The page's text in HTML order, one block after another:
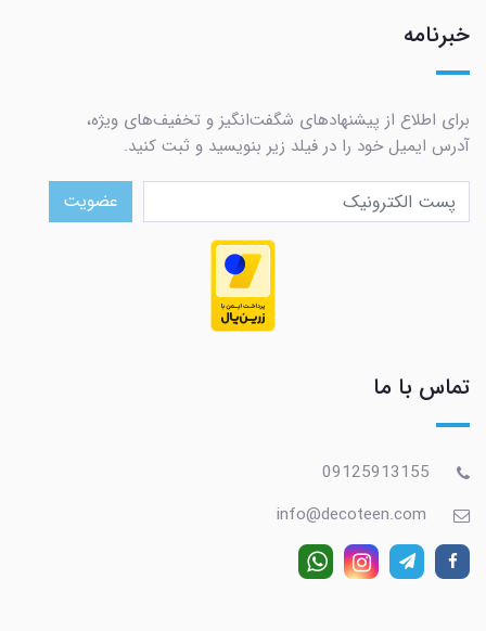
خبرنامه
برای اطلاع از پیشنهادهای شگفت‌انگیز و تخفیف‌های ویژه،
آدرس ایمیل خود را در فیلد زیر بنویسید و ثبت کنید.
عضویت
تماس با ما